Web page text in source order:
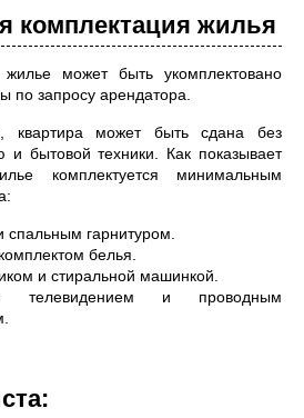
комплектация жилья
может быть укомплектовано
по запросу арендатора.
квартира может быть сдана без
и бытовой техники. Как показывает
комплектуется минимальным
спальным гарнитуром.
белья.
и стиральной машинкой.
телевидением и проводным